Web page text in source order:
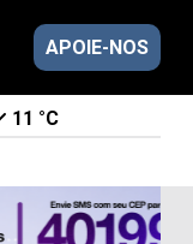
APOIE-NOS
11 °C